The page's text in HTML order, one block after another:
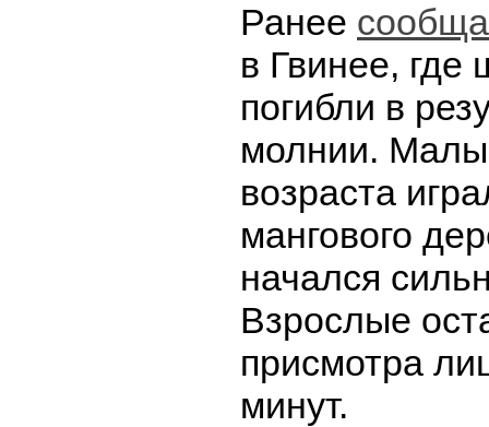
Ранее
в Гвинее, где
погибли в
молнии.
возраста
мангового
начался
Взрослые
присмотра
минут.